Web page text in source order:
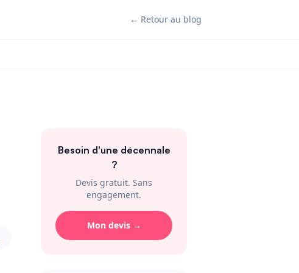
← Retour au blog
Besoin d'une décennale
?
Devis gratuit. Sans
engagement.
Mon devis →